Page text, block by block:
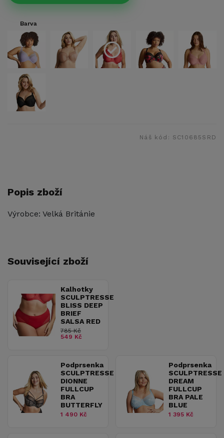
Barva
Náš kód: SC10685SRD
Popis zboží
Výrobce: Velká Británie
Související zboží
Kalhotky
SCULPTRESSE
BLISS DEEP
BRIEF
SALSA RED
785 Kč
549 Kč
Podprsenka
SCULPTRESSE
DIONNE
FULLCUP
BRA
BUTTERFLY
1 490 Kč
Podprsenka
SCULPTRESSE
DREAM
FULLCUP
BRA PALE
BLUE
1 395 Kč